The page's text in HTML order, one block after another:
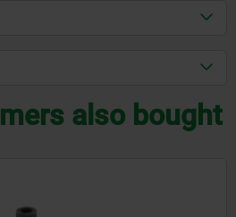
also bought